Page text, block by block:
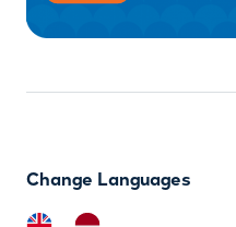
Change Languages